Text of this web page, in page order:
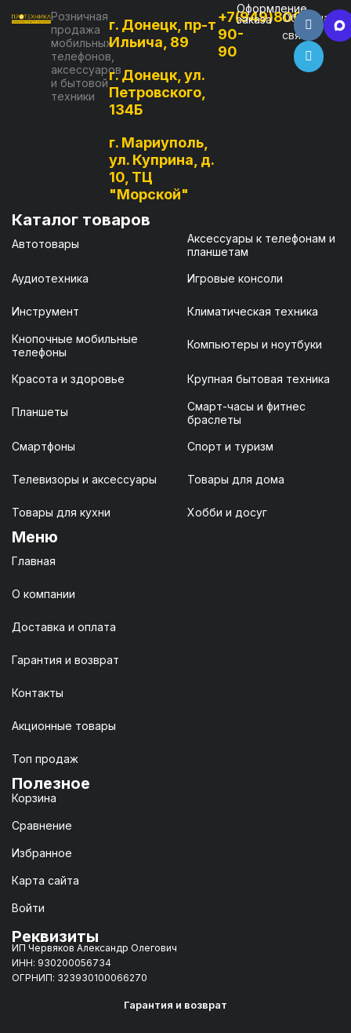
Розничная
продажа
мобильных
телефонов,
аксессуаров
и бытовой
техники
г. Донецк, пр-т
Ильича, 89
г. Донецк, ул.
Петровского,
134Б
г. Мариуполь,
ул. Куприна, д.
10, ТЦ
"Морской"
+7(949)800-
90-
90
Оформление
заказа
Обратная
связь
Каталог товаров
Автотовары
Аксессуары к телефонам и
планшетам
Аудиотехника Игровые консоли
Инструмент Климатическая техника
Кнопочные мобильные
телефоны
Компьютеры и ноутбуки
Красота и здоровье Крупная бытовая техника
Планшеты
Смарт-часы и фитнес
браслеты
Смартфоны Спорт и туризм
Телевизоры и аксессуары Товары для дома
Товары для кухни Хобби и досуг
Меню
Главная
О компании
Доставка и оплата
Гарантия и возврат
Контакты
Акционные товары
Топ продаж
Полезное
Корзина
Сравнение
Избранное
Карта сайта
Войти
Реквизиты
ИП Червяков Александр Олегович
ИНН: 930200056734
ОГРНИП: 323930100066270
Гарантия и возврат